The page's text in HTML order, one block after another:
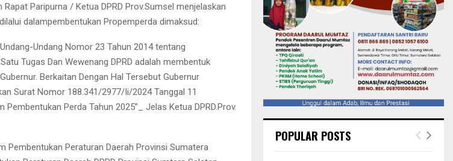
Paripurna / Ketua DPRD Prov.Sumsel menjelaskan
dalampembentukan Propemperda dimaksud:
Undang Nomor 23 Tahun 2014 tentang
Tugas Dan Wewenang DPRD adalah membentuk
Berkaitan Dengan Hal Tersebut Gubernur
Surat Nomor 188.341/2977/Ii/2024 Tanggal 11
Perda Tahun 2025”_ Jelas Ketua DPRD.Prov.
Pembentukan Peraturan Daerah Provinsi Sumatera
POPULAR POSTS